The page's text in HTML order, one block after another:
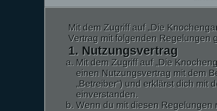
Mit dem Zugriff auf „Die
Vertrag mit folgenden Regelungen
1. Nutzungsvertrag
Mit dem Zugriff auf „Die
einen Nutzungsvertrag mit dem
„Betreiber“) und erklärst dich
einverstanden.
Wenn du mit diesen